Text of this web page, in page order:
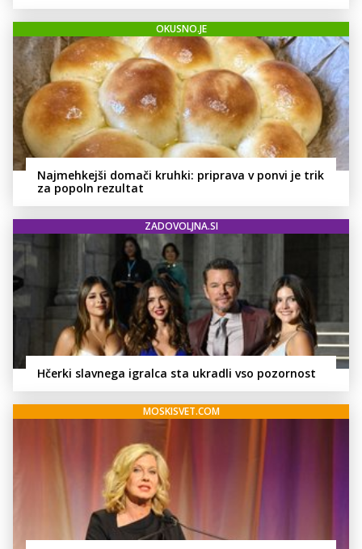
OKUSNO.JE
Najmehkejši domači kruhki: priprava v ponvi je trik
za popoln rezultat
ZADOVOLJNA.SI
Hčerki slavnega igralca sta ukradli vso pozornost
MOSKISVET.COM